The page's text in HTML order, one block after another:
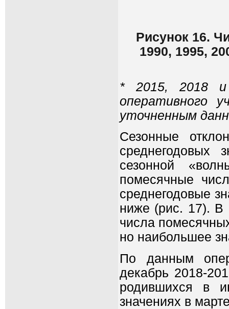
Рисунок 16.
1990, 1995,
* 2015, 2018 и
оперативного
уточненным
Сезонные
среднегодовых
сезонной
помесячные
среднегодовые
ниже (рис. 17). В
числа
но наибольшее
По данным
декабрь 2018-
родившихся в
значениях в